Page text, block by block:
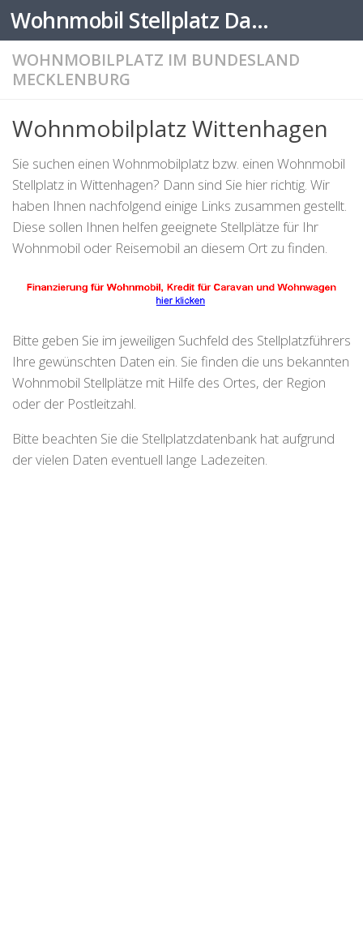
Zum Inhalt springen Wohnmobil Stellplatz Datenbank
WOHNMOBILPLATZ IM BUNDESLAND
MECKLENBURG
Wohnmobilplatz Wittenhagen
Sie suchen einen Wohnmobilplatz bzw. einen Wohnmobil
Stellplatz in Wittenhagen? Dann sind Sie hier richtig. Wir
haben Ihnen nachfolgend einige Links zusammen gestellt.
Diese sollen Ihnen helfen geeignete Stellplätze für Ihr
Wohnmobil oder Reisemobil an diesem Ort zu finden.
Bitte geben Sie im jeweiligen Suchfeld des Stellplatzführers
Ihre gewünschten Daten ein. Sie finden die uns bekannten
Wohnmobil Stellplätze mit Hilfe des Ortes, der Region
oder der Postleitzahl.
Bitte beachten Sie die Stellplatzdatenbank hat aufgrund
der vielen Daten eventuell lange Ladezeiten.